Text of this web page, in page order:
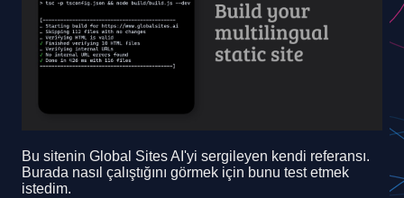
Bu sitenin Global Sites AI'yi sergileyen kendi referansı.
Burada nasıl çalıştığını görmek için bunu test etmek
istedim.